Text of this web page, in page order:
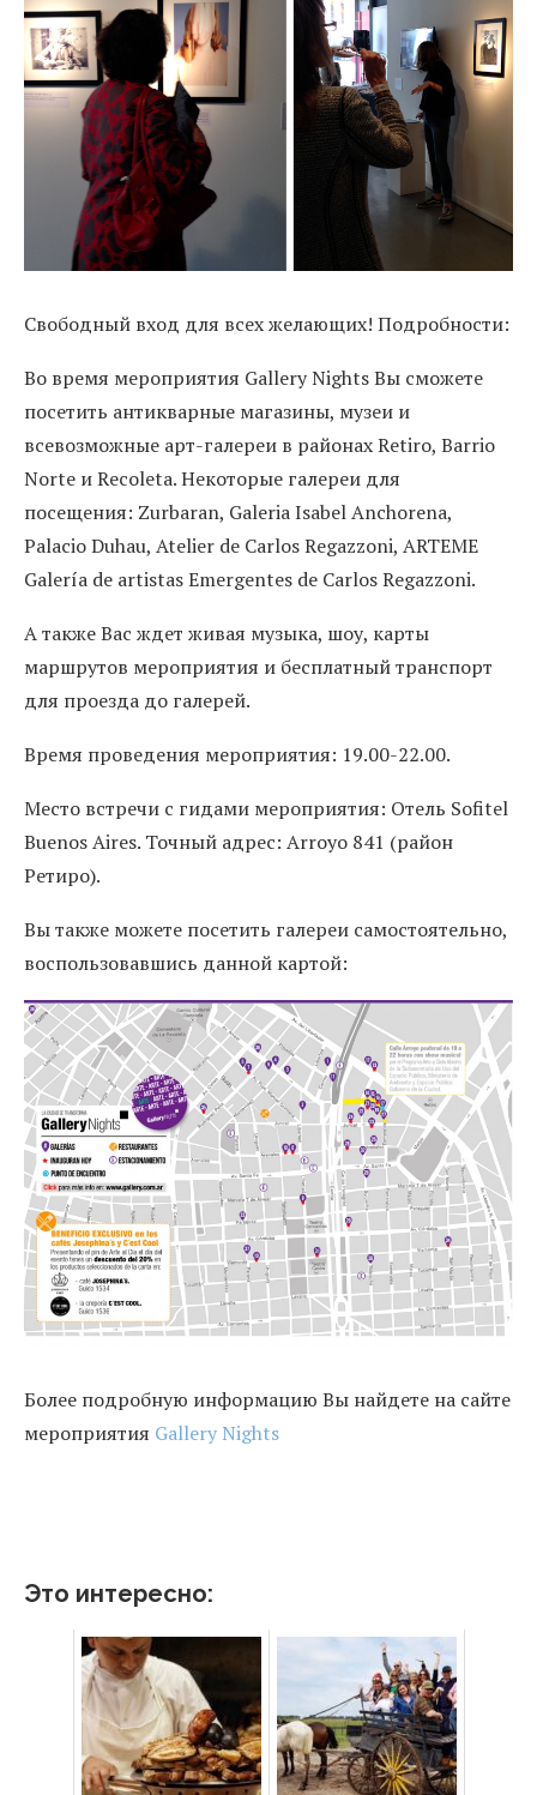
Cвободный вход для всех желающих! Подробности:
Во время мероприятия Gallery Nights Вы сможете
посетить антикварные магазины, музеи и
всевозможные арт-галереи в районах Retiro, Barrio
Norte и Recoleta. Некоторые галереи для
посещения: Zurbaran, Galeria Isabel Anchorena,
Palacio Duhau, Atelier de Carlos Regazzoni, ARTEME
Galería de artistas Emergentes de Carlos Regazzoni.
А также Вас ждет живая музыка, шоу, карты
маршрутов мероприятия и бесплатный транспорт
для проезда до галерей.
Время проведения мероприятия: 19.00-22.00.
Место встречи с гидами мероприятия: Отель Sofitel
Buenos Aires. Точный адрес: Arroyo 841 (район
Ретиро).
Вы также можете посетить галереи самостоятельно,
воспользовавшись данной картой:
Более подробную информацию Вы найдете на сайте
мероприятия Gallery Nights
Это интересно: